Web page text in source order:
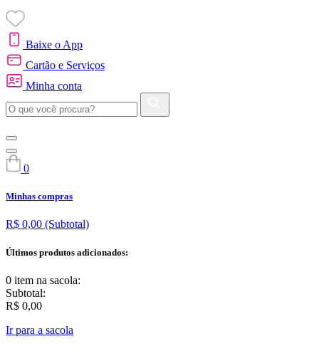
Baixe o App
Cartão e Serviços
Minha conta
0
Minhas compras
R$ 0,00 (Subtotal)
Últimos produtos adicionados:
0 item na sacola:
Subtotal:
R$ 0,00
Ir para a sacola